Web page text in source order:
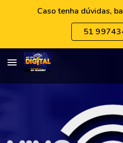
Caso tenha dúvidas,
51